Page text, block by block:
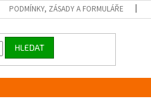
PODMÍNKY, ZÁSADY A FORMULÁŘE
HLEDAT